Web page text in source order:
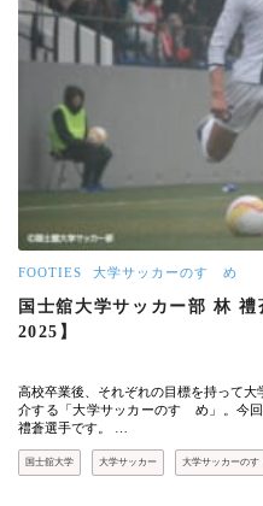
FOOTIES 大学サッカーのすゝめ
国士舘大学サッカー部 林
2025】
高校卒業後、それぞれの目標を持って
介する「大学サッカーのすゝめ」。今
禮蒼選手です。 …
国士舘大学 大学サッカー 大学サッカーのす